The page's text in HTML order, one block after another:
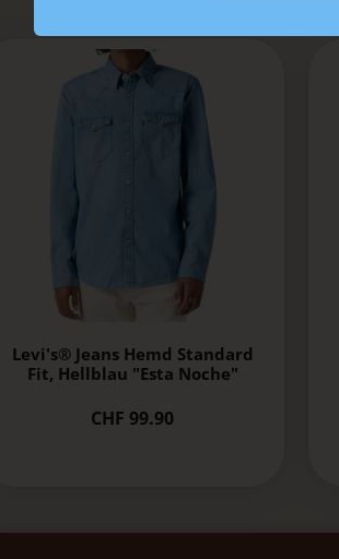
Levi's® Jeans Hemd Standard
Fit, Hellblau "Esta Noche"
CHF 99.90